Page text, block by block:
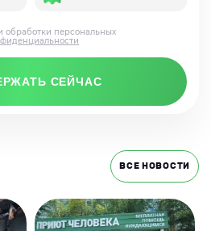
СЕЙЧАС
обработки персональных
ВСЕ НОВОСТИ